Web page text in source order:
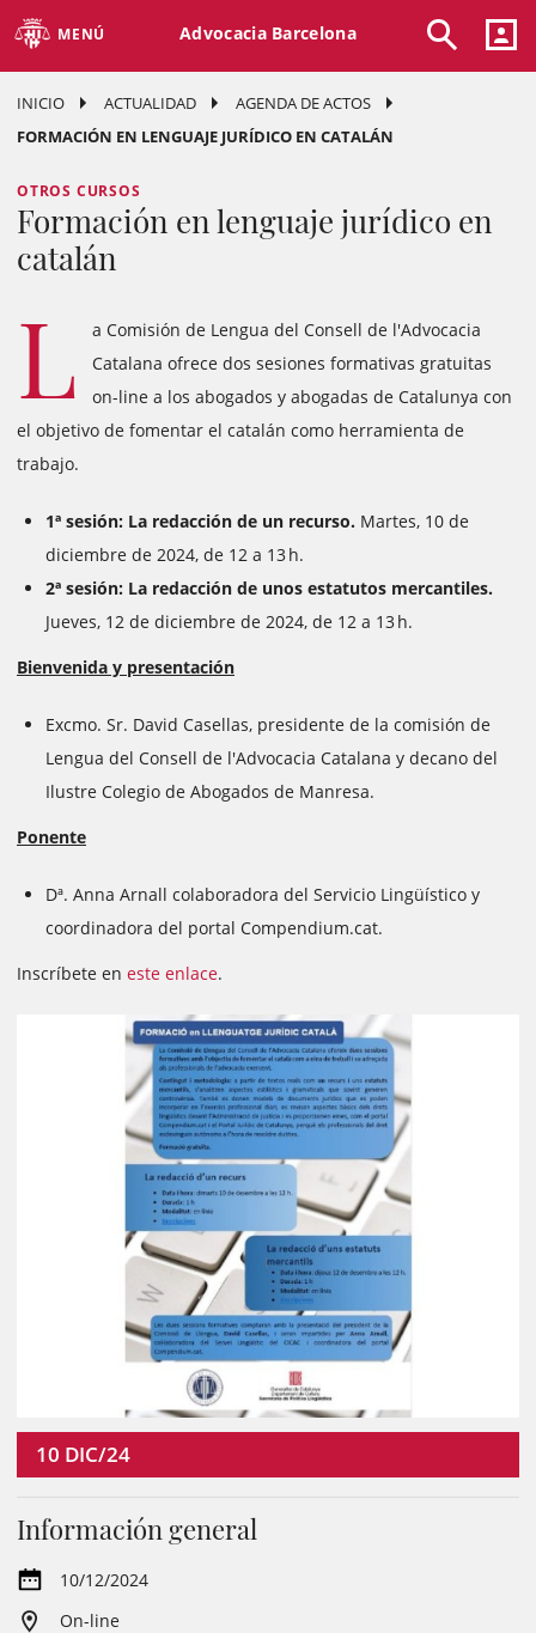
MENÚ Advocacia Barcelona
INICIO ACTUALIDAD
AGENDA DE ACTOS
FORMACIÓN EN LENGUAJE JURÍDICO EN CATALÁN
OTROS CURSOS
Formación en lenguaje jurídico en
catalán
L
a Comisión de Lengua del Consell de l'Advocacia
Catalana ofrece dos sesiones formativas gratuitas
on-line a los abogados y abogadas de Catalunya con
el objetivo de fomentar el catalán como herramienta de
trabajo.
1ª sesión: La redacción de un recurso. Martes, 10 de
diciembre de 2024, de 12 a 13 h.
2ª sesión: La redacción de unos estatutos mercantiles.
Jueves, 12 de diciembre de 2024, de 12 a 13 h.
Bienvenida y presentación
Excmo. Sr. David Casellas, presidente de la comisión de
Lengua del Consell de l'Advocacia Catalana y decano del
Ilustre Colegio de Abogados de Manresa.
Ponente
Dª. Anna Arnall colaboradora del Servicio Lingüístico y
coordinadora del portal Compendium.cat.
Inscríbete en este enlace.
10 DIC/24
Información general
10/12/2024
On-line